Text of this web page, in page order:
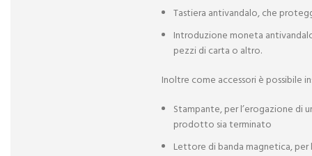
Tastiera antivandalo, che
Introduzione moneta
pezzi di carta o altro.
Inoltre come accessori è possibile
Stampante, per l’erogazione di
prodotto sia terminato
Lettore di banda magnetica,